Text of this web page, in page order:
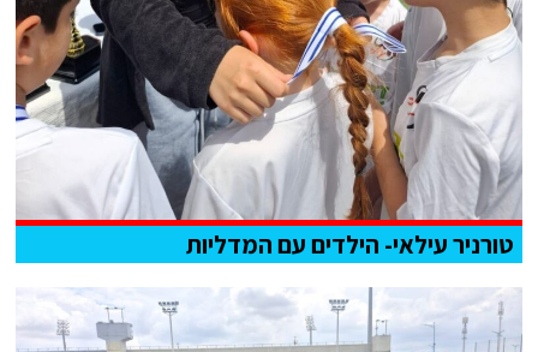
טורניר עילאי- הילדים עם המדליות